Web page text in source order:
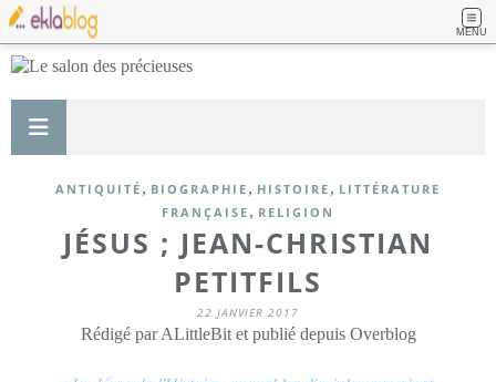
MENU
ANTIQUITÉ , BIOGRAPHIE , HISTOIRE , LITTÉRATURE
FRANÇAISE , RELIGION
JÉSUS ; JEAN-CHRISTIAN
PETITFILS
22 JANVIER 2017
Rédigé par ALittleBit et publié depuis Overblog